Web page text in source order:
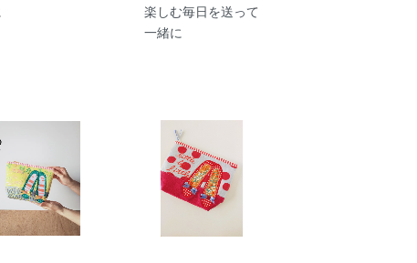
楽しむ毎日を送って
一緒に